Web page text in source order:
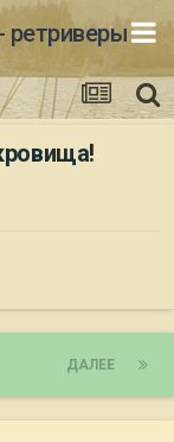
ретриверы
ДАЛЕЕ